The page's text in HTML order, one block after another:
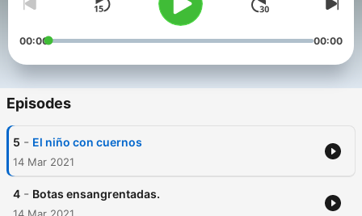
00:00 00:00
Episodes
5 - El niño con cuernos
14 Mar 2021
4 - Botas ensangrentadas.